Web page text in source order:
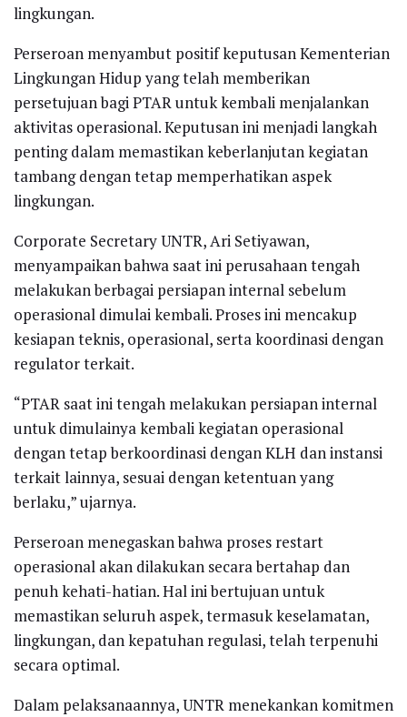
lingkungan.
Perseroan menyambut positif keputusan Kementerian
Lingkungan Hidup yang telah memberikan
persetujuan bagi PTAR untuk kembali menjalankan
aktivitas operasional. Keputusan ini menjadi langkah
penting dalam memastikan keberlanjutan kegiatan
tambang dengan tetap memperhatikan aspek
lingkungan.
Corporate Secretary UNTR, Ari Setiyawan,
menyampaikan bahwa saat ini perusahaan tengah
melakukan berbagai persiapan internal sebelum
operasional dimulai kembali. Proses ini mencakup
kesiapan teknis, operasional, serta koordinasi dengan
regulator terkait.
“PTAR saat ini tengah melakukan persiapan internal
untuk dimulainya kembali kegiatan operasional
dengan tetap berkoordinasi dengan KLH dan instansi
terkait lainnya, sesuai dengan ketentuan yang
berlaku,” ujarnya.
Perseroan menegaskan bahwa proses restart
operasional akan dilakukan secara bertahap dan
penuh kehati-hatian. Hal ini bertujuan untuk
memastikan seluruh aspek, termasuk keselamatan,
lingkungan, dan kepatuhan regulasi, telah terpenuhi
secara optimal.
Dalam pelaksanaannya, UNTR menekankan komitmen